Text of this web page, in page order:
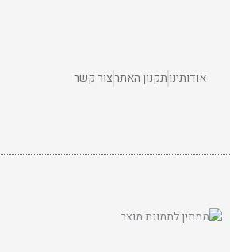
אודותינותקנון האתרצור קשר